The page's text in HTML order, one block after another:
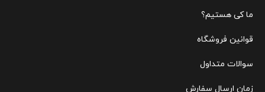
ما کی هستیم؟
قوانین فروشگاه
سوالات متداول
زمان ارسال سفارش